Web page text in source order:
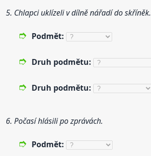
5. Chlapci uklízeli v dílně nářadí do skříněk.
Podmět:
Druh podmětu:
Druh podmětu:
6. Počasí hlásili po zprávách.
Podmět: